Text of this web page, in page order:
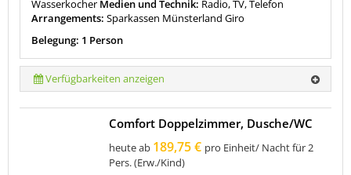
Wasserkocher Medien und Technik: Radio, TV, Telefon
Arrangements: Sparkassen Münsterland Giro
Belegung: 1 Person
Verfügbarkeiten anzeigen
Comfort Doppelzimmer, Dusche/WC
heute ab 189,75 € pro Einheit/ Nacht für 2
Pers. (Erw./Kind)